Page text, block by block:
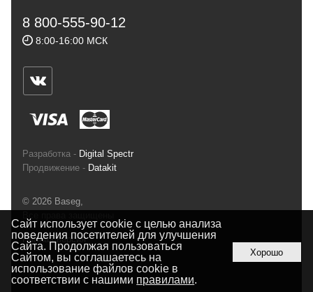
Геннадьевич
ИНН 590300057023 ОГРН 304590319000121
ул.Советская, 25, магазин Басег.
Тел./факс (342) 2101242
8 800-555-90-12
8:00-16:00 МСК
Разработка - Digital Spectr
Продвижение - Datakit
© 2026 Baseg,
Полная версия
Сайт использует cookie с целью анализа
поведения посетителей для улучшения
Сайта. Продолжая пользоваться
Сайтом, вы соглашаетесь на
использование файлов cookie в
соответствии с нашими правилами.
Хорошо